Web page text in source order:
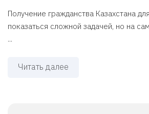
Получение гражданства Казахстана
показаться сложной задачей, но на
...
Читать далее